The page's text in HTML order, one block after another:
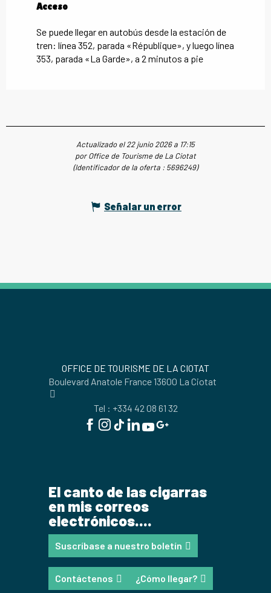
Acceso
Acceso
Se puede llegar en autobús desde la estación de
tren: línea 352, parada «République», y luego línea
353, parada «La Garde», a 2 minutos a pie
Actualizado el 22 junio 2026 a 17:15
por Office de Tourisme de La Ciotat
(Identificador de la oferta :5696249)
Señalar un error
OFFICE DE TOURISME DE LA CIOTAT
Boulevard Anatole France 13600 La Ciotat
Tel : +334 42 08 61 32
El canto de las cigarras
en mis correos
electrónicos....
Suscríbase a nuestro boletín
Contáctenos ¿Cómo llegar?